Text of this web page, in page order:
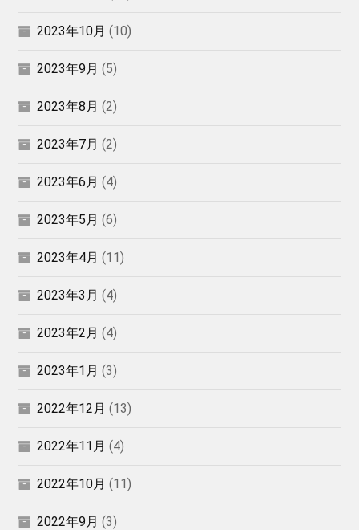
2023年10月 (10)
2023年9月 (5)
2023年8月 (2)
2023年7月 (2)
2023年6月 (4)
2023年5月 (6)
2023年4月 (11)
2023年3月 (4)
2023年2月 (4)
2023年1月 (3)
2022年12月 (13)
2022年11月 (4)
2022年10月 (11)
2022年9月 (3)